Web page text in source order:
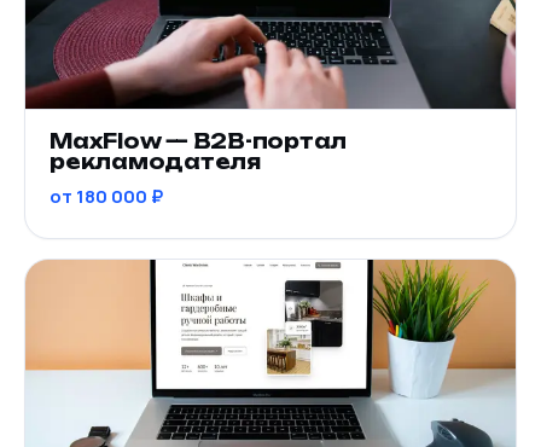
MaxFlow — B2B-портал
рекламодателя
от 180 000 ₽